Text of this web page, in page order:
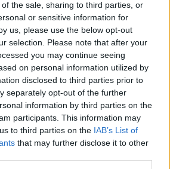
the sale, sharing to third parties, or
or sensitive information for
us, please use the below opt-out
selection. Please note that after your
you may continue seeing
on personal information utilized by
disclosed to third parties prior to
separately opt-out of the further
information by third parties on the
participants. This information may
to third parties on the IAB’s List of
that may further disclose it to other
un système decrédits
ni engagement.
est de0,049 € par SMS, soit
200 SMS. Les tarifs varient
destination : par exemple,0,08
0,03 € au Portugal(plus de 220